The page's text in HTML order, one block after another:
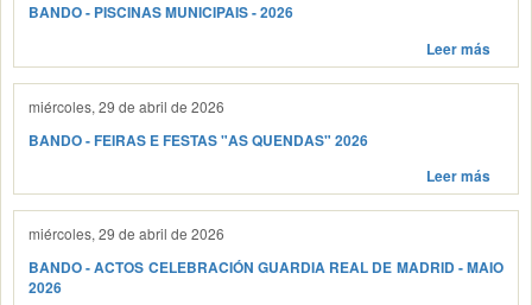
BANDO - PISCINAS MUNICIPAIS - 2026
Leer más
miércoles, 29 de abril de 2026
BANDO - FEIRAS E FESTAS "AS QUENDAS" 2026
Leer más
miércoles, 29 de abril de 2026
BANDO - ACTOS CELEBRACIÓN GUARDIA REAL DE MADRID - MAIO
2026